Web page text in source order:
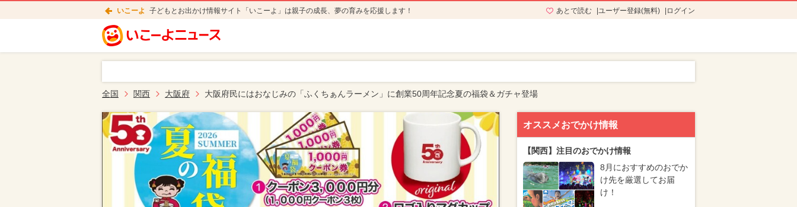
いこーよ 子どもとお出かけ情報サイト「いこーよ」は親子の成長、夢の育みを応援します！ あとで読む ユーザー登録(無料) ログイン
全国 関西 大阪府 大阪府民にはおなじみの「ふくちぁんラーメン」に創業50周年記念夏の福袋＆ガチャ登場
オススメおでかけ情報
【関西】注目のおでかけ情報
8月におすすめのおでか
け先を厳選してお届
け！